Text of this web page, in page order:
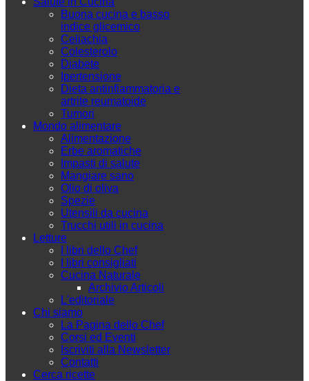
Buona cucina e basso
indice glicemico
Celiachia
Colesterolo
Diabete
Ipertensione
Dieta antinfiammatoria e
artrite reumatoide
Tumori
Mondo alimentare
Alimentazione
Erbe aromatiche
Impasti di salute
Mangiare sano
Olio di oliva
Spezie
Utensili da cucina
Trucchi utili in cucina
Letture
I libri dello Chef
I libri consigliati
Cucina Naturale
Archivio Articoli
L'editoriale
Chi siamo
La Pagina dello Chef
Corsi ed Eventi
Iscriviti alla Newsletter
Contatti
Cerca ricette